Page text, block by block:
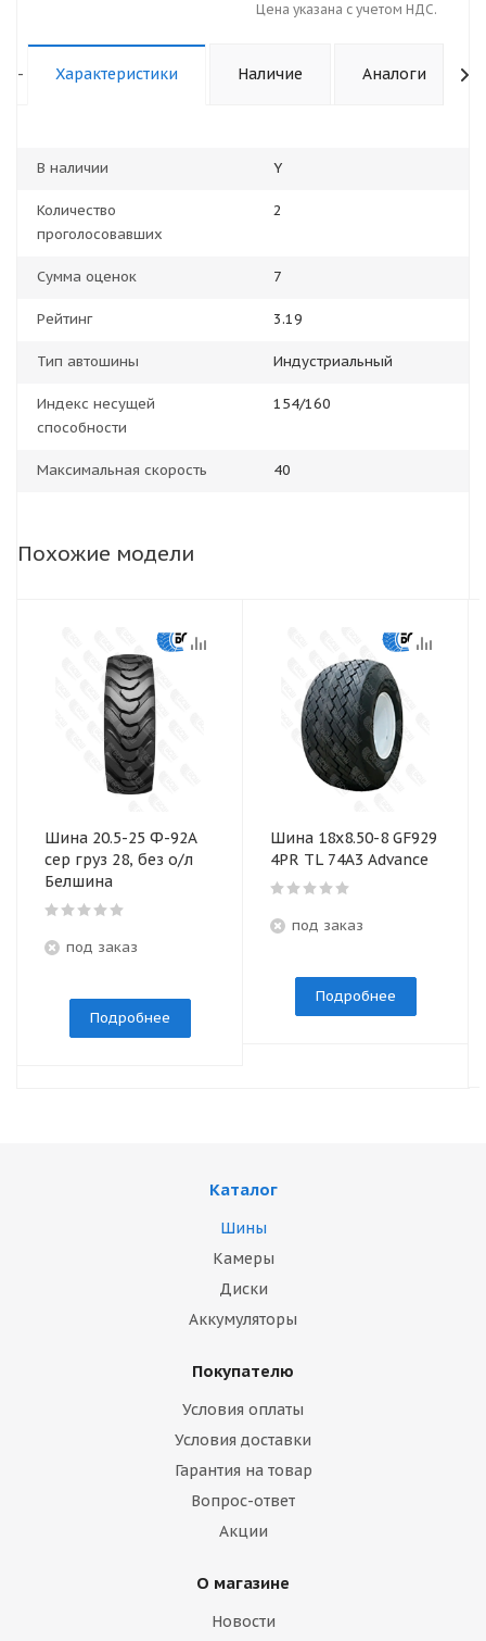
Цена указана с учетом НДС.
- Характеристики Наличие Аналоги
В наличии Y
Количество
проголосовавших
2
Сумма оценок 7
Рейтинг 3.19
Тип автошины Индустриальный
Индекс несущей
способности
154/160
Максимальная скорость 40
Похожие модели
Шина 20.5-25 Ф-92А
сер груз 28, без о/л
Белшина
под заказ
Подробнее
Шина 18x8.50-8 GF929
4PR TL 74A3 Advance
под заказ
Подробнее
Каталог
Шины
Камеры
Диски
Аккумуляторы
Покупателю
Условия оплаты
Условия доставки
Гарантия на товар
Вопрос-ответ
Акции
О магазине
Новости